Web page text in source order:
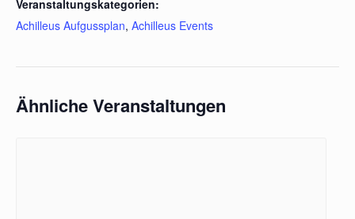
Veranstaltungskategorien:
Achilleus Aufgussplan, Achilleus Events
Ähnliche Veranstaltungen